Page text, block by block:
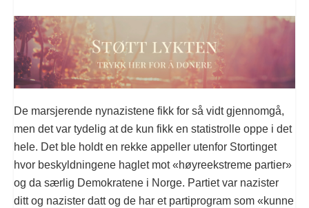
De marsjerende nynazistene fikk for så vidt gjennomgå,
men det var tydelig at de kun fikk en statistrolle oppe i det
hele. Det ble holdt en rekke appeller utenfor Stortinget
hvor beskyldningene haglet mot «høyreekstreme partier»
og da særlig Demokratene i Norge. Partiet var nazister
ditt og nazister datt og de har et partiprogram som «kunne